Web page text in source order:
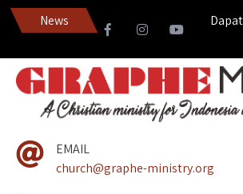
News
EMAIL
church@graphe-ministry.org